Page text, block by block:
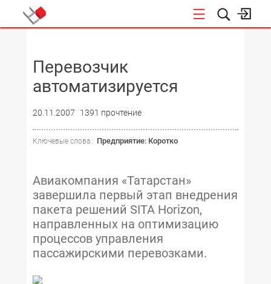
Перевозчик
автоматизируется
20.11.2007 1391 прочтение
Ключевые слова : Предприятие: Коротко
Авиакомпания «Татарстан»
завершила первый этап внедрения
пакета решений SITA Horizon,
направленных на оптимизацию
процессов управления
пассажирскими перевозками.